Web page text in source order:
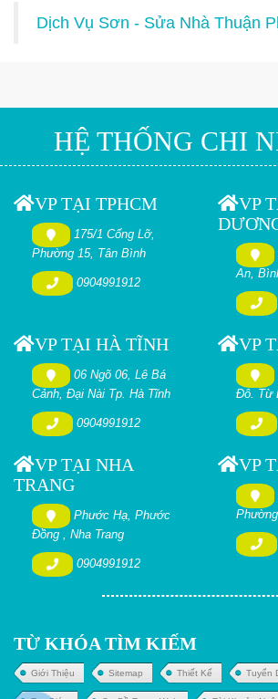
Dịch Vụ Sơn - Sửa Nhà Thuận
HỆ THỐNG CHI
VP TẠI TPHCM
175/1 Cống Lỡ,
Phường 15, Tân Bình
0904991912
VP
An,
VP TẠI HÀ TĨNH
06 Ngõ 06, Lê Bá
Cảnh, Đại Nài Tp. Hà Tĩnh
0904991912
VP
Đô. Từ
VP TẠI NHA
TRANG
Phước Hạ, Phước
Đồng , Nha Trang
0904991912
VP
TỪ KHÓA TÌM KIẾM
Giới Thiệu Sitemap Thiết Kế Tuyển